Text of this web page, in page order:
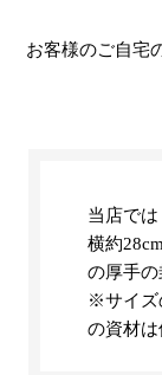
お客様のご自宅
当店では
横約
の厚手の
※サイズ
の資材は